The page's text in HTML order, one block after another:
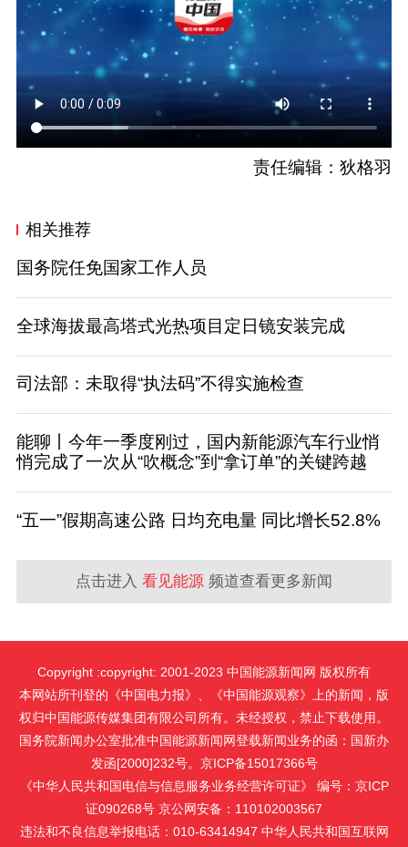
责任编辑：狄格羽
相关推荐
国务院任免国家工作人员
全球海拔最高塔式光热项目定日镜安装完成
司法部：未取得“执法码”不得实施检查
能聊丨今年一季度刚过，国内新能源汽车行业悄
悄完成了一次从“吹概念”到“拿订单”的关键跨越
“五一”假期高速公路 日均充电量 同比增长52.8%
点击进入 看见能源 频道查看更多新闻
Copyright :copyright: 2001-2023 中国能源新闻网 版权所有
本网站所刊登的《中国电力报》、《中国能源观察》上的新闻，版
权归中国能源传媒集团有限公司所有。未经授权，禁止下载使用。
国务院新闻办公室批准中国能源新闻网登载新闻业务的函：国新办
发函[2000]232号。京ICP备15017366号
《中华人民共和国电信与信息服务业务经营许可证》 编号：京ICP
证090268号 京公网安备：110102003567
违法和不良信息举报电话：010-63414947 中华人民共和国互联网